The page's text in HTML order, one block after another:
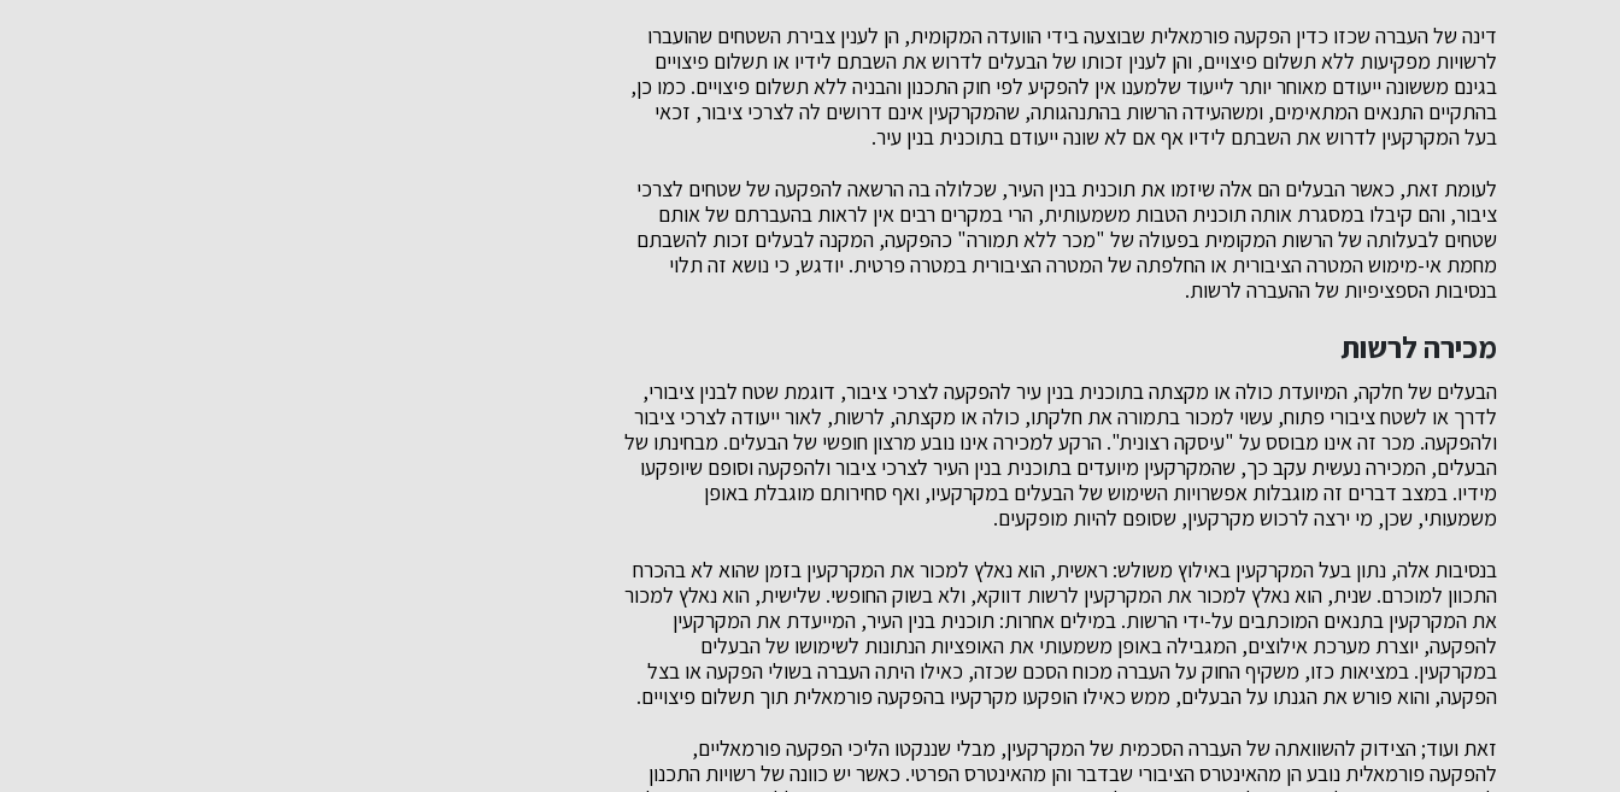
דינה של העברה שכזו כדין הפקעה פורמאלית שבוצעה בידי הוועדה המקומית, הן לענין צבירת השטחים שהועברו
לרשויות מפקיעות ללא תשלום פיצויים, והן לענין זכותו של הבעלים לדרוש את השבתם לידיו או תשלום פיצויים
בגינם מששונה ייעודם מאוחר יותר לייעוד שלמענו אין להפקיע לפי חוק התכנון והבניה ללא תשלום פיצויים. כמו כן,
בהתקיים התנאים המתאימים, ומשהעידה הרשות בהתנהגותה, שהמקרקעין אינם דרושים לה לצרכי ציבור, זכאי
בעל המקרקעין לדרוש את השבתם לידיו אף אם לא שונה ייעודם בתוכנית בנין עיר.
לעומת זאת, כאשר הבעלים הם אלה שיזמו את תוכנית בנין העיר, שכלולה בה הרשאה להפקעה של שטחים לצרכי
ציבור, והם קיבלו במסגרת אותה תוכנית הטבות משמעותית, הרי במקרים רבים אין לראות בהעברתם של אותם
שטחים לבעלותה של הרשות המקומית בפעולה של "מכר ללא תמורה" כהפקעה, המקנה לבעלים זכות להשבתם
מחמת אי-מימוש המטרה הציבורית או החלפתה של המטרה הציבורית במטרה פרטית. יודגש, כי נושא זה תלוי
בנסיבות הספציפיות של ההעברה לרשות.
מכירה לרשות
הבעלים של חלקה, המיועדת כולה או מקצתה בתוכנית בנין עיר להפקעה לצרכי ציבור, דוגמת שטח לבנין ציבורי,
לדרך או לשטח ציבורי פתוח, עשוי למכור בתמורה את חלקתו, כולה או מקצתה, לרשות, לאור ייעודה לצרכי ציבור
ולהפקעה. מכר זה אינו מבוסס על "עיסקה רצונית". הרקע למכירה אינו נובע מרצון חופשי של הבעלים. מבחינתו של
הבעלים, המכירה נעשית עקב כך, שהמקרקעין מיועדים בתוכנית בנין העיר לצרכי ציבור ולהפקעה וסופם שיופקעו
מידיו. במצב דברים זה מוגבלות אפשרויות השימוש של הבעלים במקרקעיו, ואף סחירותם מוגבלת באופן
משמעותי, שכן, מי ירצה לרכוש מקרקעין, שסופם להיות מופקעים.
בנסיבות אלה, נתון בעל המקרקעין באילוץ משולש: ראשית, הוא נאלץ למכור את המקרקעין בזמן שהוא לא בהכרח
התכוון למוכרם. שנית, הוא נאלץ למכור את המקרקעין לרשות דווקא, ולא בשוק החופשי. שלישית, הוא נאלץ למכור
את המקרקעין בתנאים המוכתבים על-ידי הרשות. במילים אחרות: תוכנית בנין העיר, המייעדת את המקרקעין
להפקעה, יוצרת מערכת אילוצים, המגבילה באופן משמעותי את האופציות הנתונות לשימושו של הבעלים
במקרקעין. במציאות כזו, משקיף החוק על העברה מכוח הסכם שכזה, כאילו היתה העברה בשולי הפקעה או בצל
הפקעה, והוא פורש את הגנתו על הבעלים, ממש כאילו הופקעו מקרקעיו בהפקעה פורמאלית תוך תשלום פיצויים.
זאת ועוד; הצידוק להשוואתה של העברה הסכמית של המקרקעין, מבלי שננקטו הליכי הפקעה פורמאליים,
להפקעה פורמאלית נובע הן מהאינטרס הציבורי שבדבר והן מהאינטרס הפרטי. כאשר יש כוונה של רשויות התכנון